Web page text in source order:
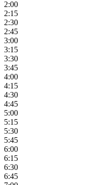
2:00
2:15
2:30
2:45
3:00
3:15
3:30
3:45
4:00
4:15
4:30
4:45
5:00
5:15
5:30
5:45
6:00
6:15
6:30
6:45